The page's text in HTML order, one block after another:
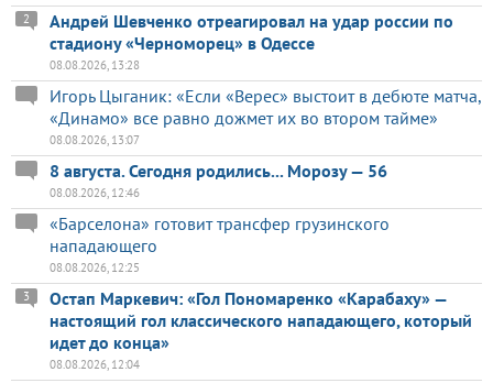
Андрей Шевченко отреагировал на удар россии по
стадиону «Черноморец» в Одессе
2
08.08.2026, 13:28
Игорь Цыганик: «Если «Верес» выстоит в дебюте матча,
«Динамо» все равно дожмет их во втором тайме»
08.08.2026, 13:07
8 августа. Сегодня родились... Морозу — 56
08.08.2026, 12:46
«Барселона» готовит трансфер грузинского
нападающего
08.08.2026, 12:25
Остап Маркевич: «Гол Пономаренко «Карабаху» —
настоящий гол классического нападающего, который
идет до конца»
3
08.08.2026, 12:04